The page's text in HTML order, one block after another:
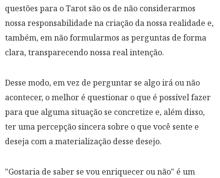
questões para o Tarot são os de não considerarmos
nossa responsabilidade na criação da nossa realidade e,
também, em não formularmos as perguntas de forma
clara, transparecendo nossa real intenção.
Desse modo, em vez de perguntar se algo irá ou não
acontecer, o melhor é questionar o que é possível fazer
para que alguma situação se concretize e, além disso,
ter uma percepção sincera sobre o que você sente e
deseja com a materialização desse desejo.
"Gostaria de saber se vou enriquecer ou não" é um